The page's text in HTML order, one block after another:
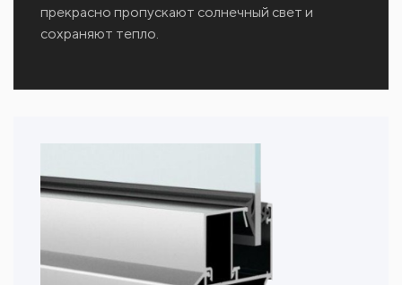
прекрасно пропускают солнечный свет и
сохраняют тепло.